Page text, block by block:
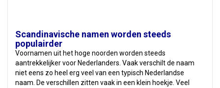
Scandinavische namen worden steeds
populairder
Voornamen uit het hoge noorden worden steeds
aantrekkelijker voor Nederlanders. Vaak verschilt de naam
niet eens zo heel erg veel van een typisch Nederlandse
naam. De verschillen zitten vaak in een klein hoekje. Veel